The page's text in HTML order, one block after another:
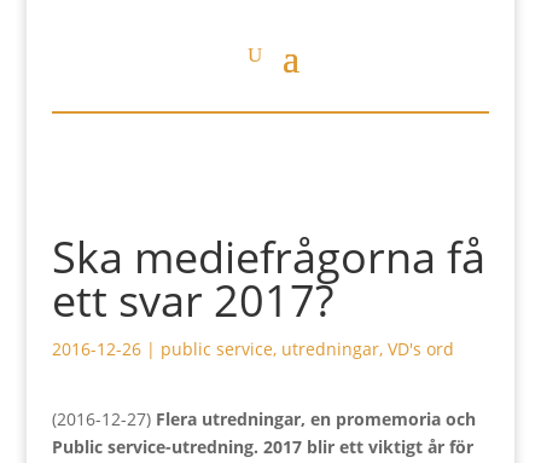
Ska mediefrågorna få
ett svar 2017?
2016-12-26| public service, utredningar, VD's ord
(2016-12-27) Flera utredningar, en promemoria och
Public service-utredning. 2017 blir ett viktigt år för